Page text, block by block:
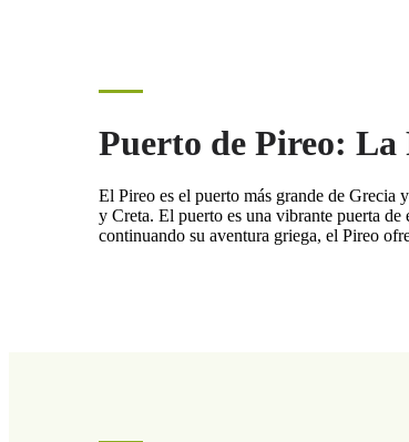
Puerto de Pireo: La
El Pireo es el puerto más grande de Grecia
y Creta. El puerto es una vibrante puerta de
continuando su aventura griega, el Pireo